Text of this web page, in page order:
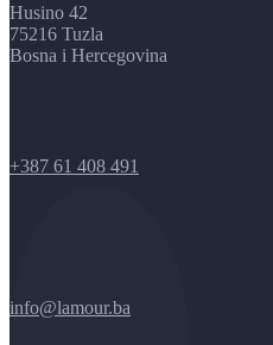
Husino 42
75216 Tuzla
Bosna i Hercegovina
+387 61 408 491
info@lamour.ba